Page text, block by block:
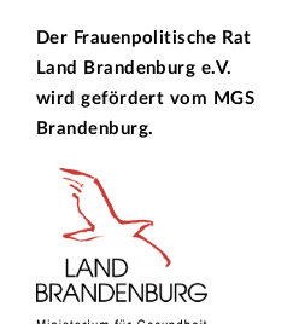
Der Frauenpolitische Rat
Land Brandenburg e.V.
wird gefördert vom MGS
Brandenburg.